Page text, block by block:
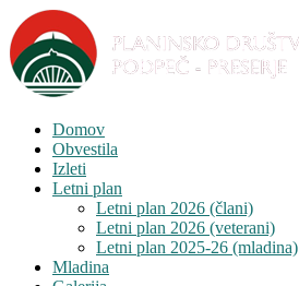
Domov
Obvestila
Izleti
Letni plan
Letni plan 2026 (člani)
Letni plan 2026 (veterani)
Letni plan 2025-26 (mladina)
Mladina